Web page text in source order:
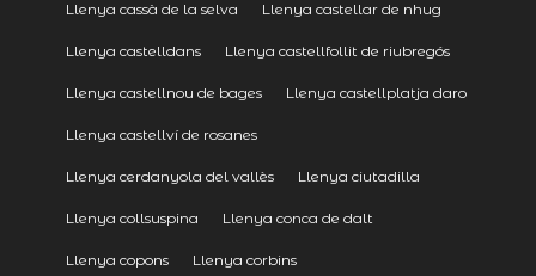
Llenya cassà de la selva Llenya castellar de nhug
Llenya castelldans Llenya castellfollit de riubregós
Llenya castellnou de bages Llenya castellplatja daro
Llenya castellví de rosanes
Llenya cerdanyola del vallès Llenya ciutadilla
Llenya collsuspina Llenya conca de dalt
Llenya copons Llenya corbins